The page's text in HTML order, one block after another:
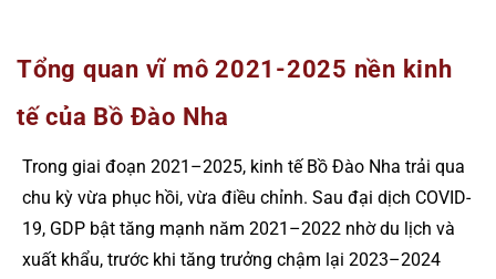
Tổng quan vĩ mô 2021-2025 nền kinh
tế của Bồ Đào Nha
Trong giai đoạn 2021–2025, kinh tế Bồ Đào Nha trải qua
chu kỳ vừa phục hồi, vừa điều chỉnh. Sau đại dịch COVID-
19, GDP bật tăng mạnh năm 2021–2022 nhờ du lịch và
xuất khẩu, trước khi tăng trưởng chậm lại 2023–2024